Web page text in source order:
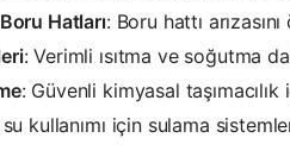
Hatları: Boru hattı
: Verimli ısıtma ve soğutma
: Güvenli kimyasal
kullanımı için sulama